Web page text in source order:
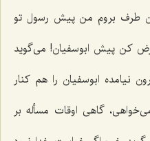
طرف بروم من پیش رسول تو
کن پیش ابوسفیان! می‌گوید
نیامده ابوسفیان را هم کنار
گاهی اوقات مسأله بر